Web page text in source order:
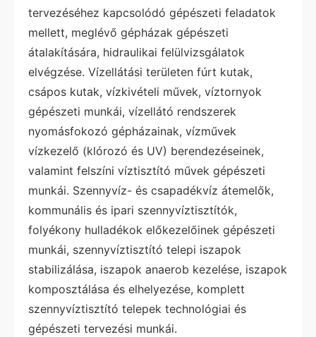
tervezéséhez kapcsolódó gépészeti feladatok
mellett, meglévő gépházak gépészeti
átalakítására, hidraulikai felülvizsgálatok
elvégzése. Vízellátási területen fúrt kutak,
csápos kutak, vízkivételi művek, víztornyok
gépészeti munkái, vízellátó rendszerek
nyomásfokozó gépházainak, vízművek
vízkezelő (klórozó és UV) berendezéseinek,
valamint felszíni víztisztító művek gépészeti
munkái. Szennyvíz- és csapadékvíz átemelők,
kommunális és ipari szennyvíztisztítók,
folyékony hulladékok előkezelőinek gépészeti
munkái, szennyvíztisztító telepi iszapok
stabilizálása, iszapok anaerob kezelése, iszapok
komposztálása és elhelyezése, komplett
szennyvíztisztító telepek technológiai és
gépészeti tervezési munkái.